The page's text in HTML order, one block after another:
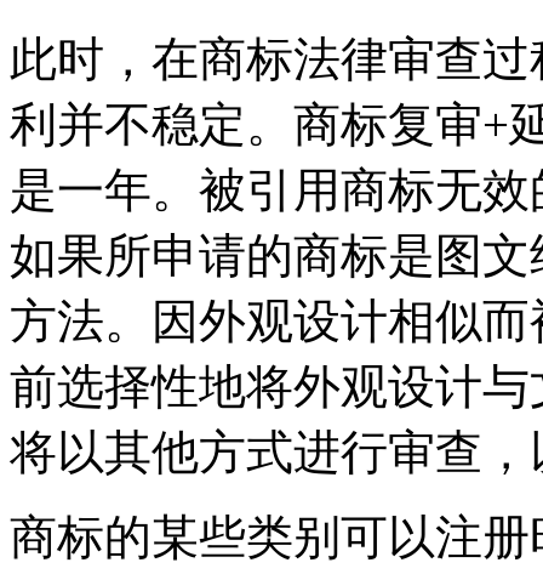
此时，在商标法律审查
利并不稳定。商标复审+
是一年。被引用商标无
如果所申请的商标是图
方法。因外观设计相似
前选择性地将外观设计
将以其他方式进行审查
商标的某些类别可以注